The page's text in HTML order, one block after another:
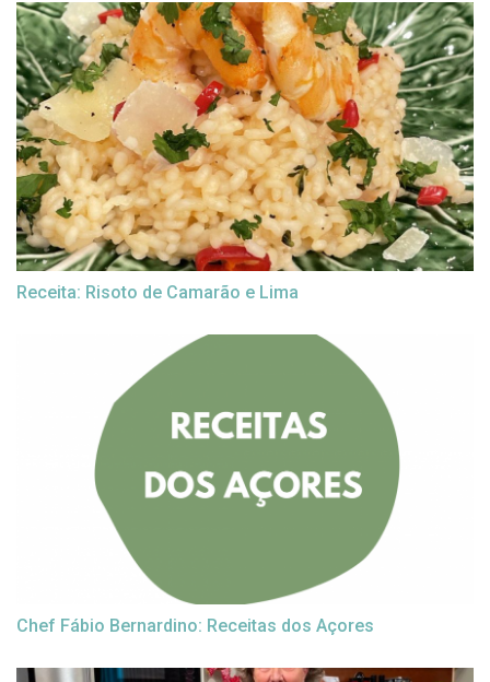
Receita: Risoto de Camarão e Lima
Chef Fábio Bernardino: Receitas dos Açores